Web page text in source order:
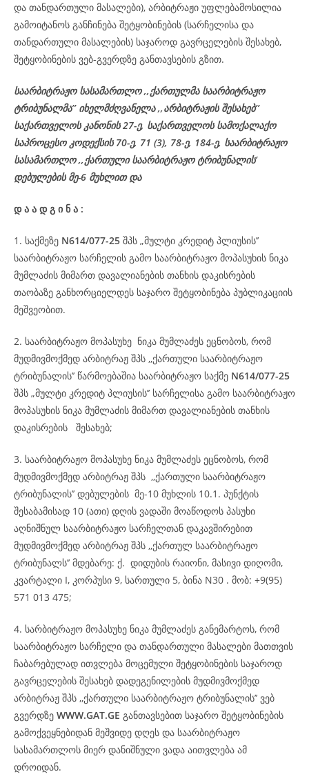
და თანდართული მასალები), არბიტრაჟი უფლებამოსილია
გამოიტანოს განჩინება შეტყობინების (სარჩელისა და
თანდართული მასალების) საჯაროდ გავრცელების შესახებ,
შეტყობინების ვებ-გვერდზე განთავსების გზით.
საარბიტრაჟო სასამართლო ,,ქართულმა საარბიტრაჟო
ტრიბუნალმა’’ იხელმძღვანელა,,არბიტრაჟის შესახებ’’
საქართველოს კანონის 27-ე, საქართველოს სამოქალაქო
საპროცესო კოდექსის 70-ე, 71 (3), 78-ე, 184-ე, საარბიტრაჟო
სასამართლო ,,ქართული საარბიტრაჟო ტრიბუნალის’
დებულების მე-6 მუხლით და
დ ა ა დ გ ი ნ ა :
1. საქმეზე N614/077-25 შპს „მულტი კრედიტ პლიუსის’’
საარბიტრაჟო სარჩელის გამო საარბიტრაჟო მოპასუხის ნიკა
მუმლაძის მიმართ დავალიანების თანხის დაკისრების
თაობაზე განხორციელდეს საჯარო შეტყობინება პუბლიკაციის
მეშვეობით.
2. საარბიტრაჟო მოპასუხე ნიკა მუმლაძეს ეცნობოს, რომ
მუდმივმოქმედ არბიტრაჟ შპს ,,ქართული საარბიტრაჟო
ტრიბუნალის’’ წარმოებაშია საარბიტრაჟო საქმე N614/077-25
შპს „მულტი კრედიტ პლიუსის’’ სარჩელისა გამო საარბიტრაჟო
მოპასუხის ნიკა მუმლაძის მიმართ დავალიანების თანხის
დაკისრების შესახებ;
3. საარბიტრაჟო მოპასუხე ნიკა მუმლაძეს ეცნობოს, რომ
მუდმივმოქმედ არბიტრაჟ შპს ,,ქართული საარბიტრაჟო
ტრიბუნალის’’ დებულების მე-10 მუხლის 10.1. პუნქტის
შესაბამისად 10 (ათი) დღის ვადაში მოაწოდოს პასუხი
აღნიშნულ საარბიტრაჟო სარჩელთან დაკავშირებით
მუდმივმოქმედ არბიტრაჟ შპს ,,ქართულ საარბიტრაჟო
ტრიბუნალს’’ მდებარე: ქ. დიდუბის რაიონი, მასივი დიღომი,
კვარტალი I, კორპუსი 9, სართული 5, ბინა N30 . მობ: +9(95)
571 013 475;
4. სარბიტრაჟო მოპასუხე ნიკა მუმლაძეს განემარტოს, რომ
საარბიტრაჟო სარჩელი და თანდართული მასალები მათთვის
ჩაბარებულად ითვლება მოცემული შეტყობინების საჯაროდ
გავრცელების შესახებ დადეგენილების მუდმივმოქმედ
არბიტრაჟ შპს ,,ქართული საარბიტრაჟო ტრიბუნალის’’ ვებ
გვერდზე WWW.GAT.GE განთავსებით საჯარო შეტყობინების
გამოქვეყნებიდან მეშვიდე დღეს და საარბიტრაჟო
სასამართლოს მიერ დანიშნული ვადა აითვლება ამ
დროიდან.